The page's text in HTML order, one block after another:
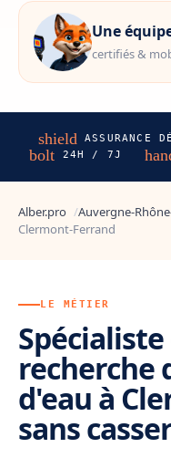
Une
certifiés &
shield ASSURANCE
bolt 24H / 7J
Alber.pro Auvergne-
Clermont-Ferrand
LE MÉTIER
Spécialiste
recherche
d'eau à
sans